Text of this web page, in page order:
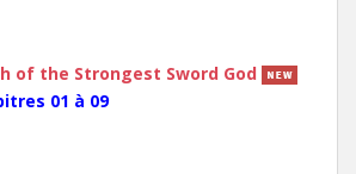
of the Strongest Sword God
01 à 09